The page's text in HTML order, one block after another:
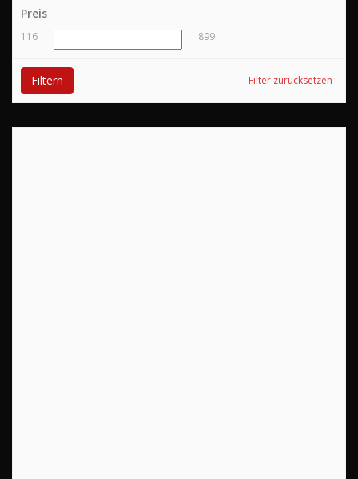
Preis
116 899
Filter zurücksetzen
Filtern